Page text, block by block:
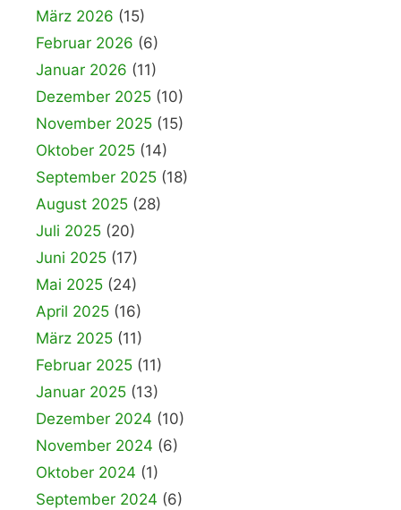
März 2026 (15)
Februar 2026 (6)
Januar 2026 (11)
Dezember 2025 (10)
November 2025 (15)
Oktober 2025 (14)
September 2025 (18)
August 2025 (28)
Juli 2025 (20)
Juni 2025 (17)
Mai 2025 (24)
April 2025 (16)
März 2025 (11)
Februar 2025 (11)
Januar 2025 (13)
Dezember 2024 (10)
November 2024 (6)
Oktober 2024 (1)
September 2024 (6)